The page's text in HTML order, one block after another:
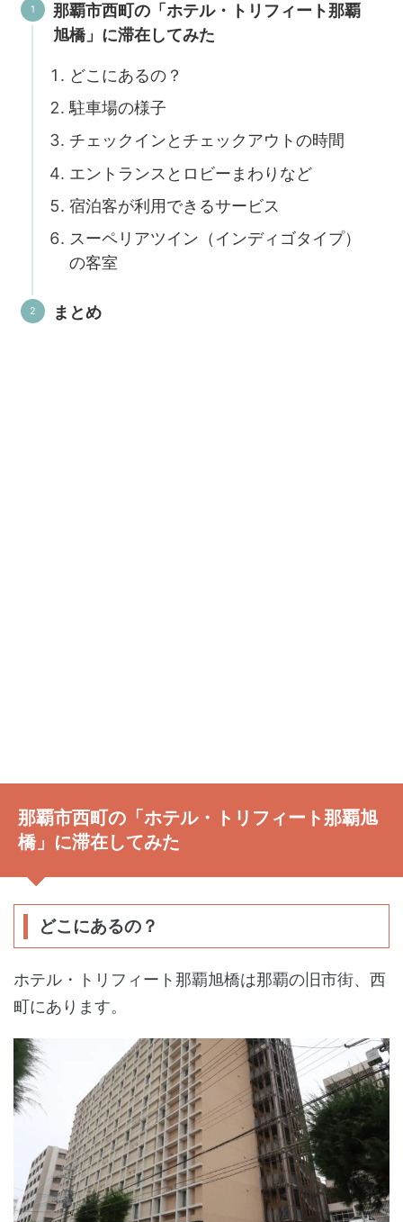
那覇市西町の「ホテル・トリフィート那覇
旭橋」に滞在してみた
どこにあるの？
駐車場の様子
チェックインとチェックアウトの時間
エントランスとロビーまわりなど
宿泊客が利用できるサービス
スーペリアツイン（インディゴタイプ）
の客室
まとめ
那覇市西町の「ホテル・トリフィート那覇旭
橋」に滞在してみた
どこにあるの？
ホテル・トリフィート那覇旭橋は那覇の旧市街、西
町にあります。